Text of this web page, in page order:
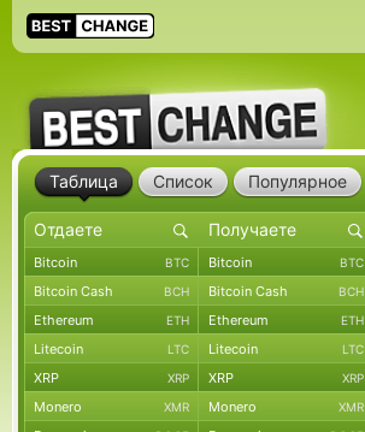
Таблица Список Популярное
Bitcoin BTC Bitcoin BTC
Bitcoin Cash BCH Bitcoin Cash BCH
Ethereum ETH Ethereum ETH
Litecoin LTC Litecoin LTC
XRP XRP XRP XRP
Monero XMR Monero XMR